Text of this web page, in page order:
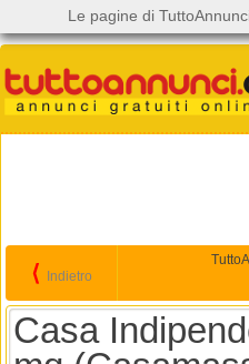
⟨ Indietro
Casa
Le pagine di